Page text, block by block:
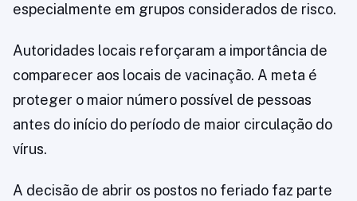
especialmente em grupos considerados de risco.
Autoridades locais reforçaram a importância de
comparecer aos locais de vacinação. A meta é
proteger o maior número possível de pessoas
antes do início do período de maior circulação do
vírus.
A decisão de abrir os postos no feriado faz parte